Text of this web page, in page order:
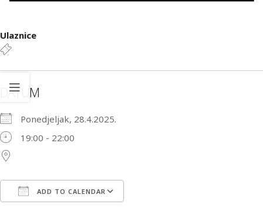
Ulaznice
DATUM
Ponedjeljak, 28.4.2025.
19:00 - 22:00
ADD TO CALENDAR